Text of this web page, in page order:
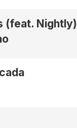
(feat. Nightly)